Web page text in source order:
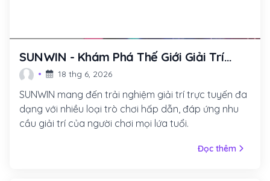
SUNWIN - Khám Phá Thế Giới Giải Trí
Trực Tuyến Đầy Hấp Dẫn
18 thg 6, 2026
SUNWIN mang đến trải nghiệm giải trí trực tuyến đa
dạng với nhiều loại trò chơi hấp dẫn, đáp ứng nhu
cầu giải trí của người chơi mọi lứa tuổi.
Đọc thêm